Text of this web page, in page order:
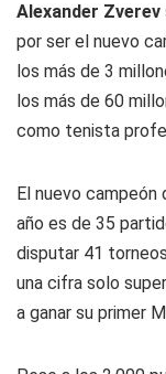
Alexander Zverev
por ser el nuevo
los más de 3
los más de 60
como tenista
El nuevo
año es de 35
disputar 41
una cifra solo
a ganar su primer